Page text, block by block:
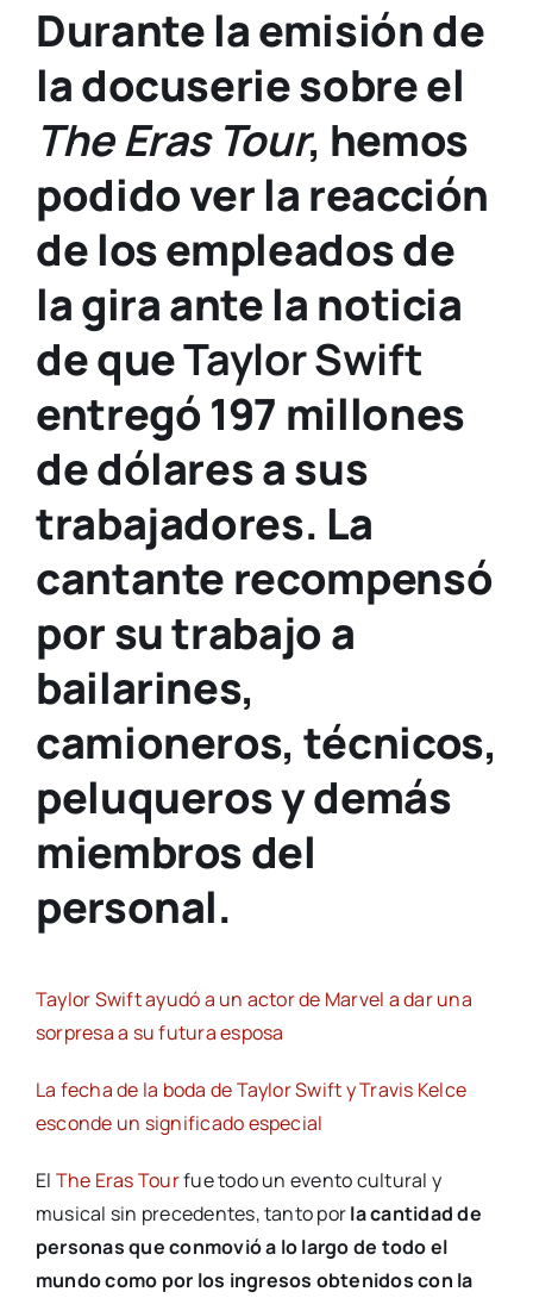
Durante la emisión de
la docuserie sobre el
The Eras Tour, hemos
podido ver la reacción
de los empleados de
la gira ante la noticia
de queTaylor Swift
entregó 197 millones
de dólares a sus
trabajadores. La
cantante recompensó
por su trabajo a
bailarines,
camioneros, técnicos,
peluqueros y demás
miembros del
personal.
Taylor Swift ayudó a un actor de Marvel a dar una
sorpresa a su futura esposa
La fecha de la boda de Taylor Swift y Travis Kelce
esconde un significado especial
El The Eras Tourfue todo un evento cultural y
musical sin precedentes, tanto porla cantidad de
personas que conmovió a lo largo de todo el
mundo como por los ingresos obtenidos con la